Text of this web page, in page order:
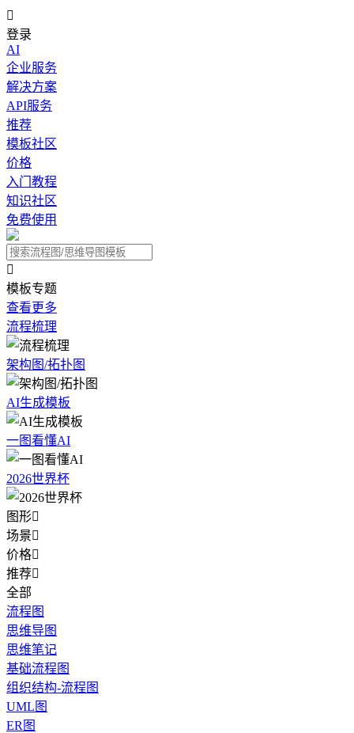

登录
AI
企业服务
解决方案
API服务
推荐
模板社区
价格
入门教程
知识社区
免费使用

模板专题
查看更多
流程梳理
架构图/拓扑图
AI生成模板
一图看懂AI
2026世界杯
图形
场景
价格
推荐
全部
流程图
思维导图
思维笔记
基础流程图
组织结构-流程图
UML图
ER图